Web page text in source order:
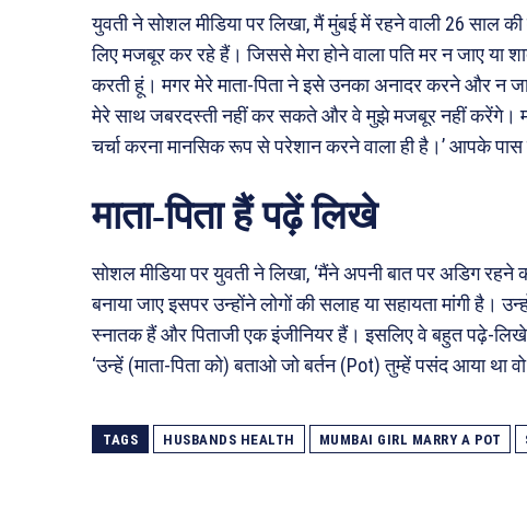
युवती ने सोशल मीडिया पर लिखा, मैं मुंबई में रहने वाली 26 साल
लिए मजबूर कर रहे हैं। जिससे मेरा होने वाला पति मर न जाए या
करती हूं। मगर मेरे माता-पिता ने इसे उनका अनादर करने और न
मेरे साथ जबरदस्ती नहीं कर सकते और वे मुझे मजबूर नहीं करेंगे।
चर्चा करना मानसिक रूप से परेशान करने वाला ही है।’ आपके
माता-पिता हैं पढ़ें लिखे
सोशल मीडिया पर युवती ने लिखा, ‘मैंने अपनी बात पर अडिग
बनाया जाए इसपर उन्होंने लोगों की सलाह या सहायता मांगी है।
स्नातक हैं और पिताजी एक इंजीनियर हैं। इसलिए वे बहुत पढ़े-
‘उन्हें (माता-पिता को) बताओ जो बर्तन (Pot) तुम्हें पसंद आया था
TAGS HUSBANDS HEALTH MUMBAI GIRL MARRY A POT